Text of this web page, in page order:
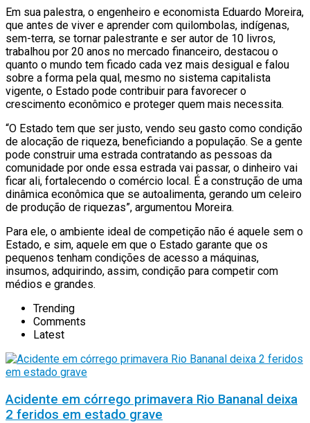
Em sua palestra, o engenheiro e economista Eduardo Moreira,
que antes de viver e aprender com quilombolas, indígenas,
sem-terra, se tornar palestrante e ser autor de 10 livros,
trabalhou por 20 anos no mercado financeiro, destacou o
quanto o mundo tem ficado cada vez mais desigual e falou
sobre a forma pela qual, mesmo no sistema capitalista
vigente, o Estado pode contribuir para favorecer o
crescimento econômico e proteger quem mais necessita.
“O Estado tem que ser justo, vendo seu gasto como condição
de alocação de riqueza, beneficiando a população. Se a gente
pode construir uma estrada contratando as pessoas da
comunidade por onde essa estrada vai passar, o dinheiro vai
ficar ali, fortalecendo o comércio local. É a construção de uma
dinâmica econômica que se autoalimenta, gerando um celeiro
de produção de riquezas”, argumentou Moreira.
Para ele, o ambiente ideal de competição não é aquele sem o
Estado, e sim, aquele em que o Estado garante que os
pequenos tenham condições de acesso a máquinas,
insumos, adquirindo, assim, condição para competir com
médios e grandes.
Trending
Comments
Latest
Acidente em córrego primavera Rio Bananal deixa
2 feridos em estado grave